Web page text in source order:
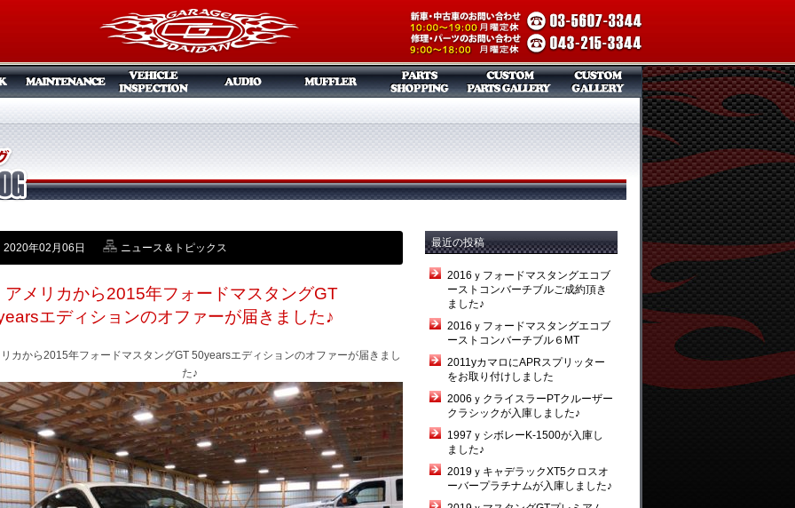
2020年02月06日 ニュース＆トピックス
アメリカから2015年フォードマスタングGT
エディションのオファーが届きました♪
カから2015年フォードマスタングGT 50yearsエディションのオファーが届きまし
た♪
最近の投稿
2016ｙフォードマスタングエコブ
ーストコンバーチブルご成約頂き
ました♪
2016ｙフォードマスタングエコブ
ーストコンバーチブル６MT
2011yカマロにAPRスプリッター
をお取り付けしました
2006ｙクライスラーPTクルーザー
クラシックが入庫しました♪
1997ｙシボレーK-1500が入庫し
ました♪
2019ｙキャデラックXT5クロスオ
ーバープラチナムが入庫しました♪